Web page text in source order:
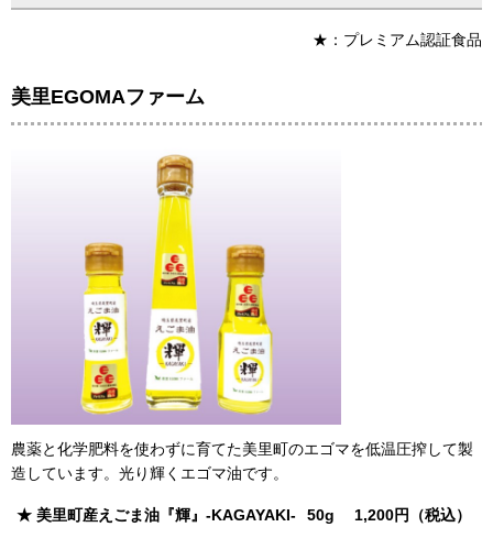
★：プレミアム認証食品
美里EGOMAファーム
農薬と化学肥料を使わずに育てた美里町のエゴマを低温圧搾して製
造しています。光り輝くエゴマ油です。
★ 美里町産えごま油『輝』-KAGAYAKI- 50g
1,200円（税込）